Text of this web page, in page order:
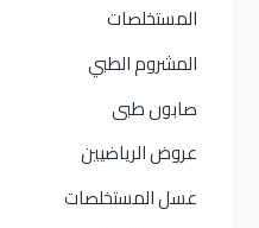
المستخلصات
المشروم الطبي
صابون طبى
عروض الرياضيين
عسل المستخلصات